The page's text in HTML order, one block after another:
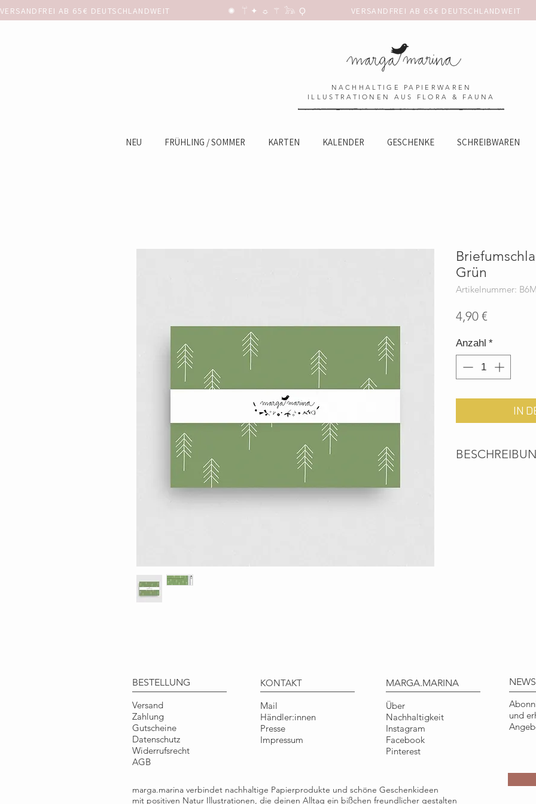
VERSANDFREI AB 65€ DEUTSCHLANDWEIT                      ✺  𓋼 ✦ ☼ ⚚ 𓃥 Ϙ
NACHHALTIGE PAPIERWAREN
ILLUSTRATIONEN AUS FLORA & FAUNA
NEU FRÜHLING / SOMMER KARTEN KALENDER GESCHENKE SCHREIBWAREN
Grün
Artikelnummer:
4,90 €
Anzahl *
IN
BESTELLUNG
Versand
Zahlung
Gutscheine
Datenschutz
Widerrufsrecht
AGB
KONTAKT
Mail
Händler:innen
Presse
Impressum
MARGA.MARINA
Über
Nachhaltigkeit
Instagram
Facebook
Pinterest
und
marga.marina verbindet nachhaltige Papierprodukte und schöne Geschenkideen
mit positiven Natur Illustrationen, die deinen Alltag ein bißchen freundlicher gestalten